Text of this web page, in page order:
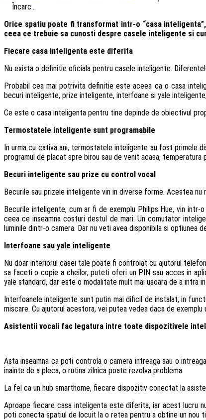
Încarc...
Orice spatiu poate fi transformat intr-o “casa
ceea ce trebuie sa cunosti despre casele inteligente si
Fiecare casa inteligenta este diferita
Nu exista o definitie oficiala pentru casele inteligente.
Probabil cea mai potrivita definitie este aceea ca o casa
becuri inteligente, prize inteligente, interfoane si yale
Ce este o casa inteligenta pentru tine depinde de obiectivul
Termostatele inteligente sunt programabile
In urma cu cativa ani, termostatele inteligente au fost primele
programul de placat spre birou sau de venit acasa,
Becuri inteligente sau prize cu control vocal
Becurile sau prizele inteligente vin in diverse forme. Acestea
Becurile inteligente, cum ar fi de exemplu Philips Hue, vin
ceea ce inseamna costuri destul de mari. Un comutator
luminile dintr-o camera. Dar nu veti avea disponibila si optiunea
Interfoane sau yale inteligente
Nu doar interiorul casei tale poate fi controlat cu ajutorul
sa faceti o copie a cheilor, puteti oferi un PIN sau acces in
yale standard, dar este o modalitate mult mai usoara de a intra
Interfoanele inteligente sunt putin mai dificil de instalat, in
miscare. Cu ajutorul acestora, vei putea vedea daca de
Asistentii vocali fac legatura intre toate dispozitivele
Asta inseamna ca poti controla o camera intreaga sau o
inainte de a pleca, o rutina zilnica poate rezolva problema.
La fel ca un hub smarthome, fiecare dispozitiv conectat la
Aproape fiecare casa inteligenta este diferita, iar acest lucru
poti conecta spatiul de locuit la o retea pentru a obtine un nou